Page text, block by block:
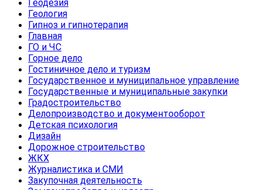
Геодезия
Геология
Гипноз и гипнотерапия
Главная
ГО и ЧС
Горное дело
Гостиничное дело и туризм
Государственное и муниципальное управление
Государственные и муниципальные закупки
Градостроительство
Делопроизводство и документооборот
Детская психология
Дизайн
Дорожное строительство
ЖКХ
Журналистика и СМИ
Закупочная деятельность